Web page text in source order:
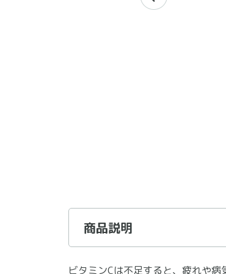
商品説明
ビタミンCは不足すると、疲れや